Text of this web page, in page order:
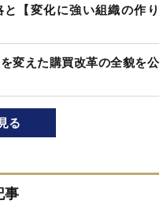
【変化に強い組織の作り
変えた購買改革の全貌を公
る
事